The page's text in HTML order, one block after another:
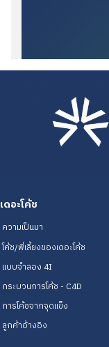
เดอะโค้ช
ความเป็นมา
โค้ช/พี่เลี้ยงของเดอะโค้ช
แบบจำลอง 4I
กระบวนการโค้ช - C4D
การโค้ชจากจุดแข็ง
ลูกค้าอ้างอิง